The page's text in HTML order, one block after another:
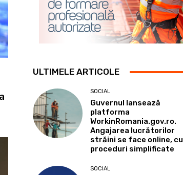
ULTIMELE ARTICOLE
SOCIAL
Guvernul lansează
platforma
WorkinRomania.gov.ro.
Angajarea lucrătorilor
străini se face online, cu
proceduri simplificate
SOCIAL